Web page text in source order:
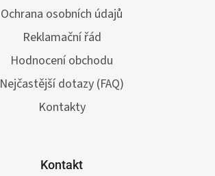
Ochrana osobních údajů
Reklamační řád
Hodnocení obchodu
Nejčastější dotazy (FAQ)
Kontakty
Kontakt